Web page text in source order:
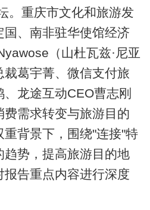
。重庆市文化和旅游发
国、南非驻华使馆经济
（山杜瓦兹·尼亚
葛宇菁、微信支付旅
龙途互动CEO曹志刚
需求转变与旅游目的
背景下，围绕"连接"特
势，提高旅游目的地
告重点内容进行深度